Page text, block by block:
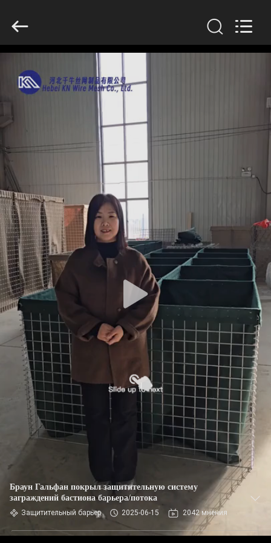
ПРОДУКЦИЯ
НАС
ЭКСКУРСИЯ
ПО
ЗАВОДУ
КОНТРОЛЬ
КАЧЕСТВА
СВЯЖИТЕСЬ
НАМИ
НОВОСТИ
ЗАПРОСИТЕ
КАРТА
САЙТА
Ltd..
Rights
Reserved.
Браун Гальфан покрыл защитительную систему
заграждений бастиона барьера/потока
Защитительный барьер 2025-06-15 2042 мнения